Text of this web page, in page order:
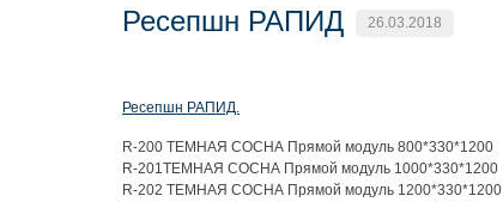
Ресепшн РАПИД 26.03.2018
Ресепшн РАПИД.
R-200 ТЕМНАЯ СОСНА Прямой модуль 800*330*1200
R-201ТЕМНАЯ СОСНА Прямой модуль 1000*330*1200
R-202 ТЕМНАЯ СОСНА Прямой модуль 1200*330*1200